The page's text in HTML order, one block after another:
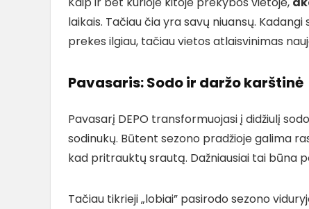
laikais. Tačiau čia yra savų niuansų.
prekes ilgiau, tačiau vietos atlaisvinimas
Pavasaris: Sodo ir daržo karštinė
Pavasarį DEPO transformuojasi į didžiulį
sodinukų. Būtent sezono pradžioje galima
kad pritrauktų srautą. Dažniausiai tai būna
Tačiau tikrieji „lobiai” pasirodo sezono